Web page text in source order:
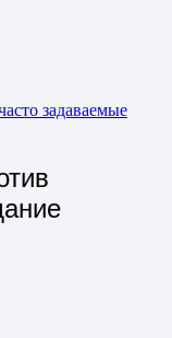
задаваемые